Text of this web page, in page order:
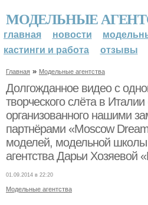
МОДЕЛЬНЫЕ
главная новости
кастинги и работа
отзывы
Главная » Модельные агентства
Долгожданное видео с
творческого слёта в
организованного нашими
партнёрами «Moscow
моделей, модельной школы
агентства Дарьи Хозяевой
01.09.2014 в 22:20
Модельные агентства